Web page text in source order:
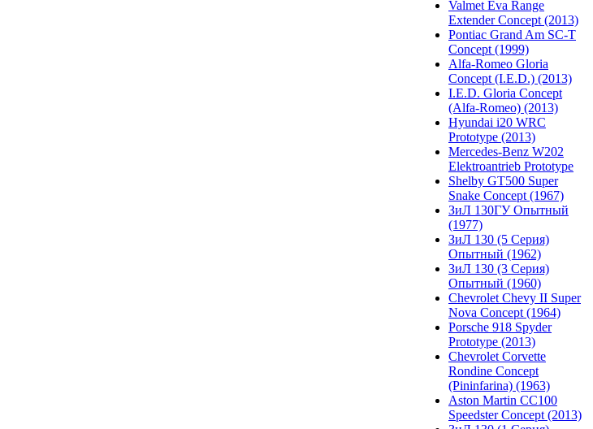
Valmet Eva Range
Extender Concept (2013)
Pontiac Grand Am SC-T
Concept (1999)
Alfa-Romeo Gloria
Concept (I.E.D.) (2013)
I.E.D. Gloria Concept
(Alfa-Romeo) (2013)
Hyundai i20 WRC
Prototype (2013)
Mercedes-Benz W202
Elektroantrieb Prototype
Shelby GT500 Super
Snake Concept (1967)
ЗиЛ 130ГУ Опытный
(1977)
ЗиЛ 130 (5 Серия)
Опытный (1962)
ЗиЛ 130 (3 Серия)
Опытный (1960)
Chevrolet Chevy II Super
Nova Concept (1964)
Porsche 918 Spyder
Prototype (2013)
Chevrolet Corvette
Rondine Concept
(Pininfarina) (1963)
Aston Martin CC100
Speedster Concept (2013)